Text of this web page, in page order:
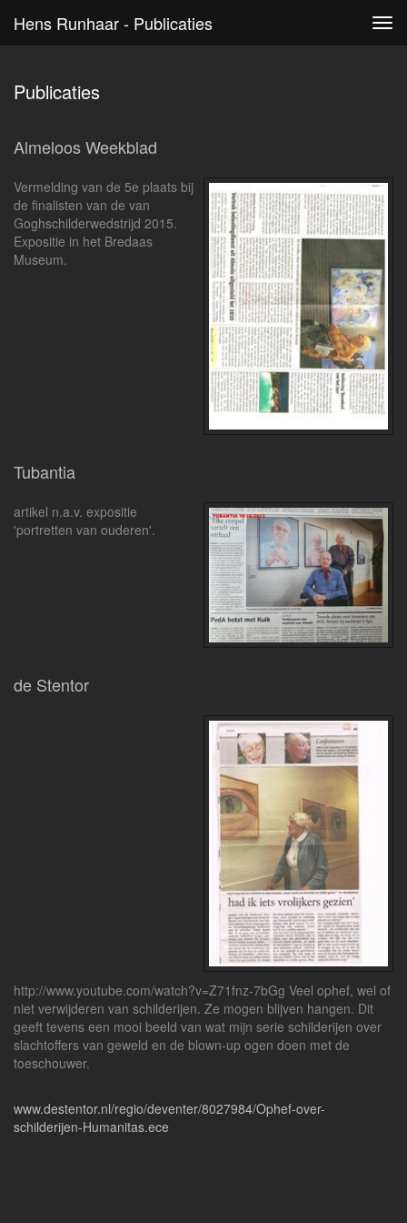
Hens Runhaar - Publicaties
Publicaties
Almeloos Weekblad
Vermelding van de 5e plaats bij
de finalisten van de van
Goghschilderwedstrijd 2015.
Expositie in het Bredaas
Museum.
Tubantia
artikel n.a.v. expositie
'portretten van ouderen'.
de Stentor
http://www.youtube.com/watch?v=Z71fnz-7bGg Veel ophef, wel of
niet verwijderen van schilderijen. Ze mogen blijven hangen. Dit
geeft tevens een mooi beeld van wat mijn serie schilderijen over
slachtoffers van geweld en de blown-up ogen doen met de
toeschouwer.
www.destentor.nl/regio/deventer/8027984/Ophef-over-
schilderijen-Humanitas.ece